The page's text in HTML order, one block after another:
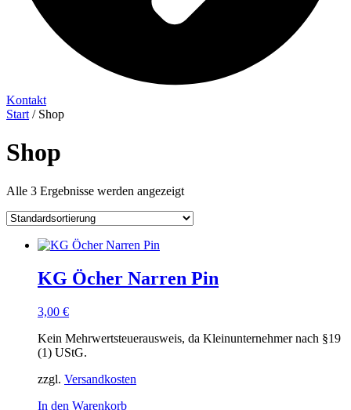
Kontakt
Start / Shop
Shop
Alle 3 Ergebnisse werden angezeigt
KG Öcher Narren Pin
3,00 €
Kein Mehrwertsteuerausweis, da Kleinunternehmer nach §19
(1) UStG.
zzgl. Versandkosten
In den Warenkorb